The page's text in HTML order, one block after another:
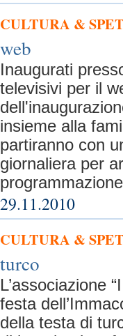
CULTURA &
web
Inaugurati
televisivi per il
insieme alla
partiranno con
giornaliera per
29.11.2010
CULTURA &
turco
L’associazione
festa
della testa di